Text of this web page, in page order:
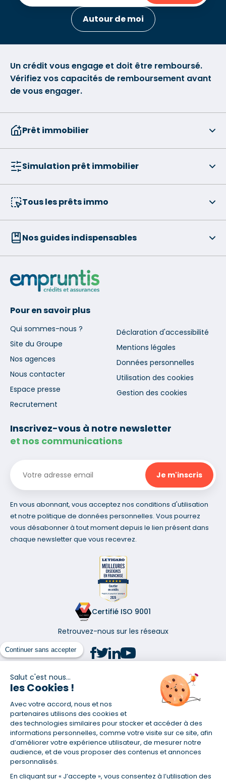
Continuer sans accepter
Salut c'est nous...
les Cookies !
Avec votre accord, nous et nos
partenaires utilisons des cookies et
des technologies similaires pour stocker et accéder à des
informations personnelles, comme votre visite sur ce site, afin
d’améliorer votre expérience utilisateur, de mesurer notre
audience, et de vous proposer des contenus et annonces
personnalisés.
En cliquant sur « J’accepte », vous consentez à l’utilisation des
Autour de moi
Un crédit vous engage et doit être remboursé.
Vérifiez vos capacités de remboursement avant
de vous engager.
Prêt immobilier
Simulation prêt immobilier
Tous les prêts immo
Nos guides indispensables
Pour en savoir plus
Qui sommes-nous ?
Site du Groupe
Nos agences
Nous contacter
Espace presse
Recrutement
Déclaration d'accessibilité
Mentions légales
Données personnelles
Utilisation des cookies
Gestion des cookies
Inscrivez-vous à notre newsletter
et nos communications
En vous abonnant, vous acceptez nos conditions d'utilisation
et notre politique de données personnelles. Vous pourrez
vous désabonner à tout moment depuis le lien présent dans
chaque newsletter que vous recevrez.
Certifié ISO 9001
Retrouvez-nous sur les réseaux
(1) Taux fixe national hors assurance et selon votre profil
(2) Économie de 65 % pour l'assurance d'un prêt amortissable de 330
457,23 € à 0,90 % sur 19,5 ans, accordé à un salarié non cadre assuré à
100 % (décès, PTIA, IPP, ITT, IPP) âgé de 36 ans fumeur et une personne
salariée non cadre assurée à 100 % (décès, PTIA, IPP, ITT, IPP) âgée de 35
ans et non-fumeur, tous deux sans risque médical connu. Au
14/07/2019, coût de l'assurance proposée par la banque 179,08 €/mois
en moyenne contre 64,60 €/mois en moyenne au 14/07/2022 avec
Empruntis.com (TAEA : 0,44 %, coût total de l'assurance : 15 117,65 €).
(3) Taux minimum pour un crédit consommation d'un montant fixé entre